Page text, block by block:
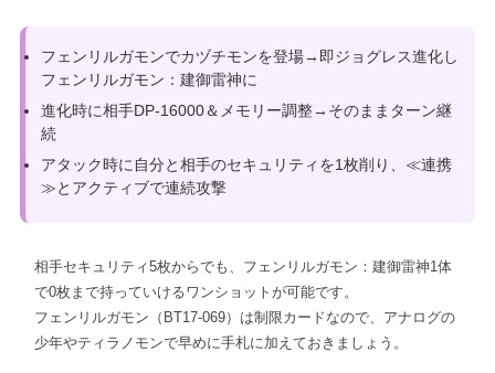
フェンリルガモンでカヅチモンを登場→即ジョグレス進化し
フェンリルガモン：建御雷神に
進化時に相手DP-16000＆メモリー調整→そのままターン継
続
アタック時に自分と相手のセキュリティを1枚削り、≪連携
≫とアクティブで連続攻撃
相手セキュリティ5枚からでも、フェンリルガモン：建御雷神1体
で0枚まで持っていけるワンショットが可能です。
フェンリルガモン（BT17-069）は制限カードなので、アナログの
少年やティラノモンで早めに手札に加えておきましょう。